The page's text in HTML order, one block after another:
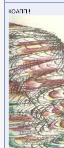
КОАПП!!!